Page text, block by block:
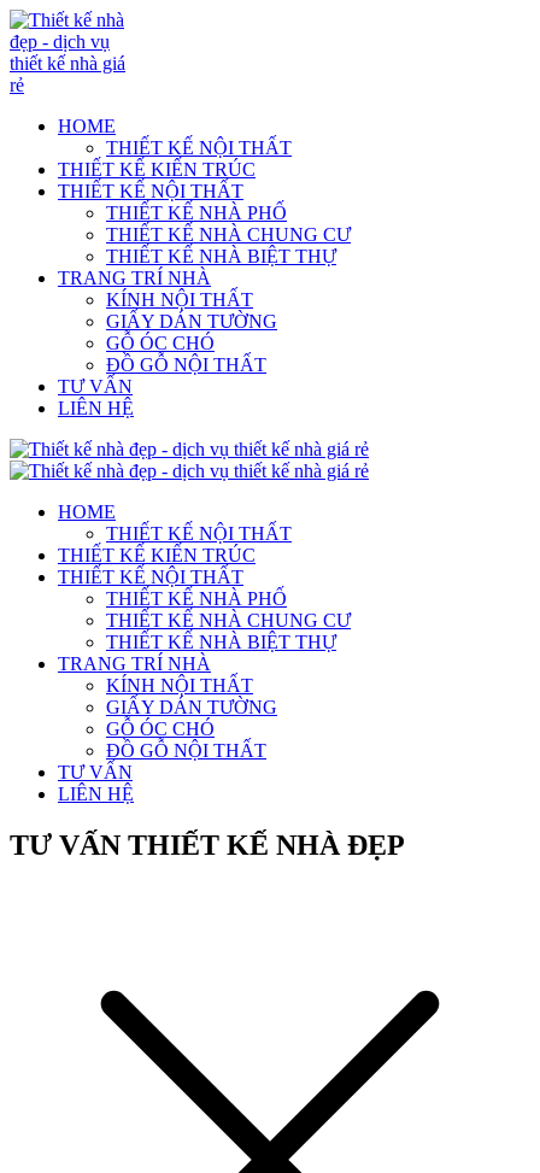
HOME
THIẾT KẾ NỘI THẤT
THIẾT KẾ KIẾN TRÚC
THIẾT KẾ NỘI THẤT
THIẾT KẾ NHÀ PHỐ
THIẾT KẾ NHÀ CHUNG CƯ
THIẾT KẾ NHÀ BIỆT THỰ
TRANG TRÍ NHÀ
KÍNH NỘI THẤT
GIẤY DÁN TƯỜNG
GỖ ÓC CHÓ
ĐỒ GỖ NỘI THẤT
TƯ VẤN
LIÊN HỆ
HOME
THIẾT KẾ NỘI THẤT
THIẾT KẾ KIẾN TRÚC
THIẾT KẾ NỘI THẤT
THIẾT KẾ NHÀ PHỐ
THIẾT KẾ NHÀ CHUNG CƯ
THIẾT KẾ NHÀ BIỆT THỰ
TRANG TRÍ NHÀ
KÍNH NỘI THẤT
GIẤY DÁN TƯỜNG
GỖ ÓC CHÓ
ĐỒ GỖ NỘI THẤT
TƯ VẤN
LIÊN HỆ
TƯ VẤN THIẾT KẾ NHÀ ĐẸP